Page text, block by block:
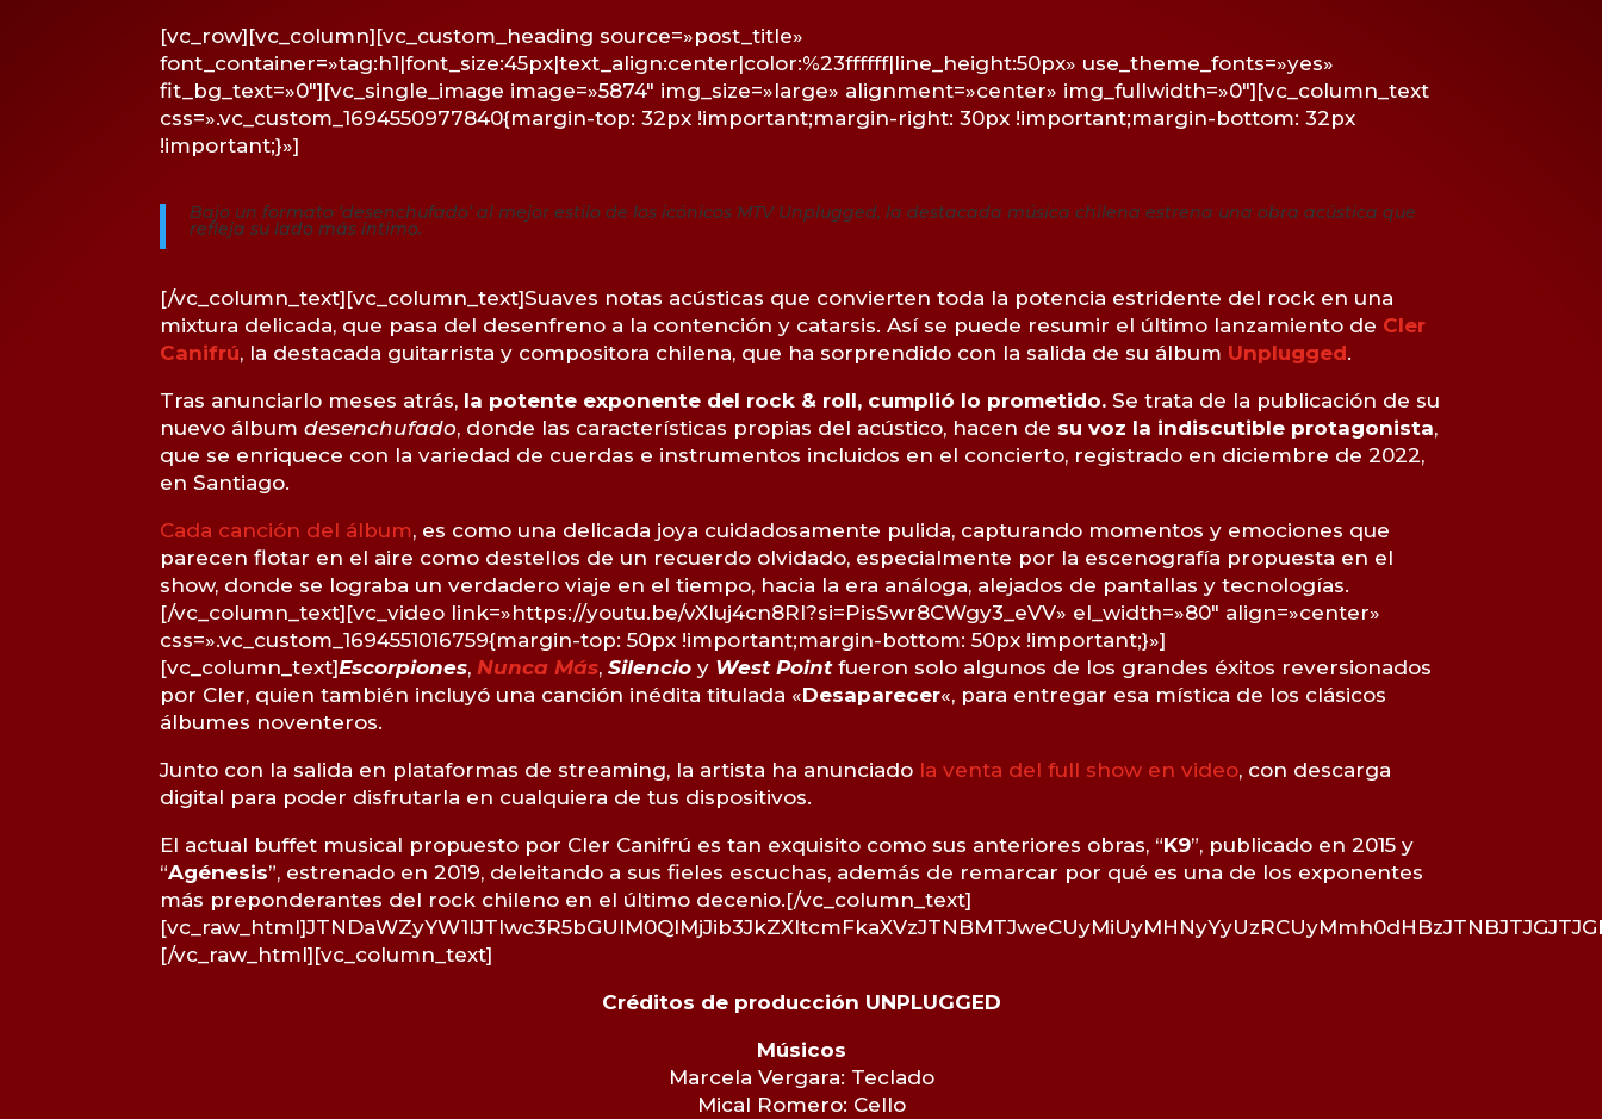
[vc_row][vc_column][vc_custom_heading source=»post_title»
font_container=»tag:h1|font_size:45px|text_align:center|color:%23ffffff|line_height:50px» use_theme_fonts=»yes»
fit_bg_text=»0″][vc_single_image image=»5874″ img_size=»large» alignment=»center» img_fullwidth=»0″][vc_column_text
css=».vc_custom_1694550977840{margin-top: 32px !important;margin-right: 30px !important;margin-bottom: 32px
!important;}»]
Bajo un formato ‘desenchufado’ al mejor estilo de los icónicos MTV Unplugged, la destacada música chilena estrena una obra acústica que
refleja su lado más íntimo.
[/vc_column_text][vc_column_text]Suaves notas acústicas que convierten toda la potencia estridente del rock en una
mixtura delicada, que pasa del desenfreno a la contención y catarsis. Así se puede resumir el último lanzamiento de Cler
Canifrú, la destacada guitarrista y compositora chilena, que ha sorprendido con la salida de su álbum Unplugged.
Tras anunciarlo meses atrás, la potente exponente del rock & roll, cumplió lo prometido.Se trata de la publicación de su
nuevo álbumdesenchufado, donde las características propias del acústico, hacen de su voz la indiscutible protagonista,
que se enriquece con la variedad de cuerdas e instrumentos incluidos en el concierto, registrado en diciembre de 2022,
en Santiago.
Cada canción del álbum, es como una delicada joya cuidadosamente pulida, capturando momentos y emociones que
parecen flotar en el aire como destellos de un recuerdo olvidado, especialmente por la escenografía propuesta en el
show, donde se lograba un verdadero viaje en el tiempo, hacia la era análoga, alejados de pantallas y tecnologías.
[/vc_column_text][vc_video link=»https://youtu.be/vXIuj4cn8RI?si=PisSwr8CWgy3_eVV» el_width=»80″ align=»center»
css=».vc_custom_1694551016759{margin-top: 50px !important;margin-bottom: 50px !important;}»]
[vc_column_text]Escorpiones,Nunca Más,Silencio y West Pointfueron solo algunos de los grandes éxitos reversionados
por Cler, quien también incluyó una canción inédita titulada «Desaparecer«, para entregar esa mística de los clásicos
álbumes noventeros.
Junto con la salida en plataformas de streaming, la artista ha anunciado la venta del full show en video, con descarga
digital para poder disfrutarla en cualquiera de tus dispositivos.
El actual buffet musical propuesto por Cler Canifrú es tan exquisito como sus anteriores obras, “K9”, publicado en 2015 y
“Agénesis”, estrenado en 2019, deleitando a sus fieles escuchas, además de remarcar por qué es una de los exponentes
más preponderantes del rock chileno en el último decenio.[/vc_column_text]
[/vc_raw_html][vc_column_text]
Créditos de producción UNPLUGGED
Músicos
Marcela Vergara: Teclado
Mical Romero: Cello